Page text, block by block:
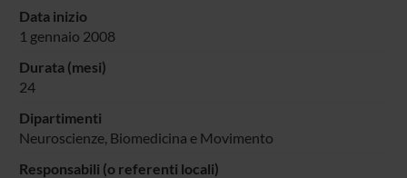
Data inizio
1 gennaio 2008
Durata (mesi)
24
Dipartimenti
Neuroscienze, Biomedicina e Movimento
Responsabili (o referenti locali)